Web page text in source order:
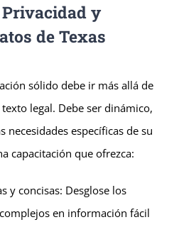
Privacidad y
de Texas
sólido debe ir más allá de
legal. Debe ser dinámico,
necesidades específicas de su
capacitación que ofrezca:
y concisas: Desglose los
en información fácil